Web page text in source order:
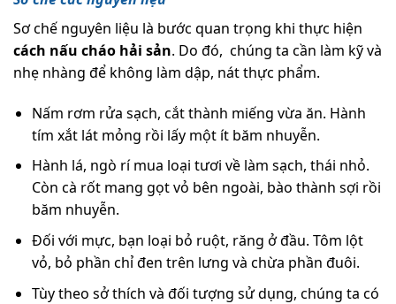
Sơ chế nguyên liệu là bước quan trọng khi thực hiện
cách nấu cháo hải sản. Do đó, chúng ta cần làm kỹ và
nhẹ nhàng để không làm dập, nát thực phẩm.
Nấm rơm rửa sạch, cắt thành miếng vừa ăn. Hành
tím xắt lát mỏng rồi lấy một ít băm nhuyễn.
Hành lá, ngò rí mua loại tươi về làm sạch, thái nhỏ.
Còn cà rốt mang gọt vỏ bên ngoài, bào thành sợi rồi
băm nhuyễn.
Đối với mực, bạn loại bỏ ruột, răng ở đầu. Tôm lột
vỏ, bỏ phần chỉ đen trên lưng và chừa phần đuôi.
Tùy theo sở thích và đối tượng sử dụng, chúng ta có